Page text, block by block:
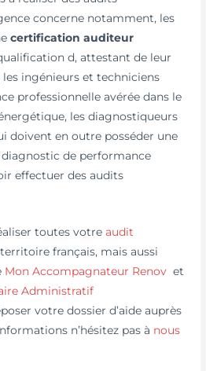
concerne notamment, les
certification auditeur
d, attestant de leur
ingénieurs et techniciens
professionnelle avérée dans le
les diagnostiqueurs
doivent en outre posséder une
de performance
effectuer des audits
toutes votreaudit
français, mais aussi
Mon Accompagnateur Renov et
Administratif
votre dossier d’aide auprès
n’hésitez pas à nous